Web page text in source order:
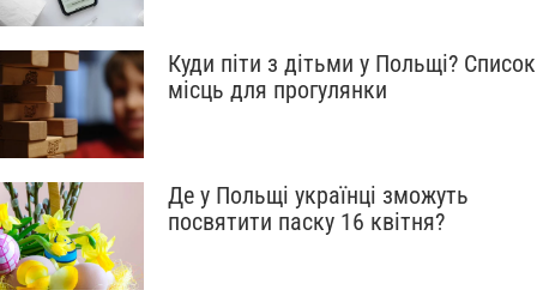
Куди піти з дітьми у Польщі? Список
місць для прогулянки
Де у Польщі українці зможуть
посвятити паску 16 квітня?